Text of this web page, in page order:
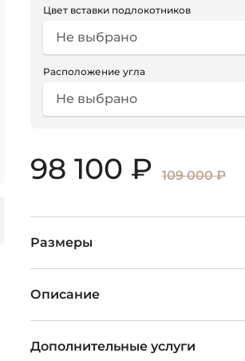
Цвет вставки подлокотников
Не выбрано
Расположение угла
Не выбрано
98 100 ₽ 109 000 ₽
Размеры
Описание
Дополнительные услуги